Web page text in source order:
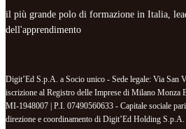
il più grande polo di formazione in Italia,
dell'apprendimento
Digit’Ed S.p.A. a Socio unico - Sede legale: Via San
iscrizione al Registro delle Imprese di Milano Monza
MI-1948007 | P.I. 07490560633 - Capitale sociale
direzione e coordinamento di Digit’Ed Holding